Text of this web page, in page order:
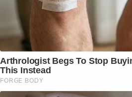
Arthrologist Begs To Stop
This Instead
FORGE BODY